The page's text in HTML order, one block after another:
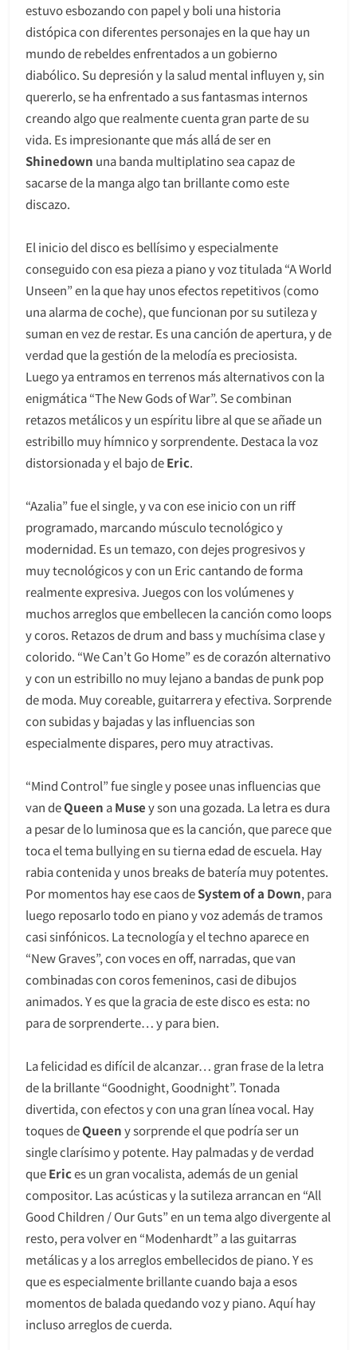
estuvo esbozando con papel y boli una historia
distópica con diferentes personajes en la que hay un
mundo de rebeldes enfrentados a un gobierno
diabólico. Su depresión y la salud mental influyen y, sin
quererlo, se ha enfrentado a sus fantasmas internos
creando algo que realmente cuenta gran parte de su
vida. Es impresionante que más allá de ser en
Shinedown una banda multiplatino sea capaz de
sacarse de la manga algo tan brillante como este
discazo.
El inicio del disco es bellísimo y especialmente
conseguido con esa pieza a piano y voz titulada “A World
Unseen” en la que hay unos efectos repetitivos (como
una alarma de coche), que funcionan por su sutileza y
suman en vez de restar. Es una canción de apertura, y de
verdad que la gestión de la melodía es preciosista.
Luego ya entramos en terrenos más alternativos con la
enigmática “The New Gods of War”. Se combinan
retazos metálicos y un espíritu libre al que se añade un
estribillo muy hímnico y sorprendente. Destaca la voz
distorsionada y el bajo deEric.
“Azalia” fue el single, y va con ese inicio con un riff
programado, marcando músculo tecnológico y
modernidad. Es un temazo, con dejes progresivos y
muy tecnológicos y con un Eric cantando de forma
realmente expresiva. Juegos con los volúmenes y
muchos arreglos que embellecen la canción como loops
y coros. Retazos de drum and bass y muchísima clase y
colorido. “We Can’t Go Home” es de corazón alternativo
y con un estribillo no muy lejano a bandas de punk pop
de moda. Muy coreable, guitarrera y efectiva. Sorprende
con subidas y bajadas y las influencias son
especialmente dispares, pero muy atractivas.
“Mind Control” fue single y posee unas influencias que
van deQueen aMusey son una gozada. La letra es dura
a pesar de lo luminosa que es la canción, que parece que
toca el tema bullying en su tierna edad de escuela. Hay
rabia contenida y unos breaks de batería muy potentes.
Por momentos hay ese caos deSystem of a Down, para
luego reposarlo todo en piano y voz además de tramos
casi sinfónicos. La tecnología y el techno aparece en
“New Graves”, con voces en off, narradas, que van
combinadas con coros femeninos, casi de dibujos
animados. Y es que la gracia de este disco es esta: no
para de sorprenderte… y para bien.
La felicidad es difícil de alcanzar… gran frase de la letra
de la brillante “Goodnight, Goodnight”. Tonada
divertida, con efectos y con una gran línea vocal. Hay
toques deQueeny sorprende el que podría ser un
single clarísimo y potente. Hay palmadas y de verdad
queErices un gran vocalista, además de un genial
compositor. Las acústicas y la sutileza arrancan en “All
Good Children / Our Guts” en un tema algo divergente al
resto, pera volver en “Modenhardt” a las guitarras
metálicas y a los arreglos embellecidos de piano. Y es
que es especialmente brillante cuando baja a esos
momentos de balada quedando voz y piano. Aquí hay
incluso arreglos de cuerda.